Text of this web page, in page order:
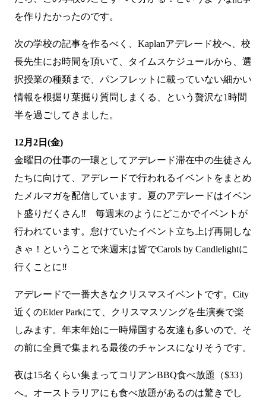
を作りたかったのです。
次の学校の記事を作るべく、 Kaplanアデレード校へ、校
長先生にお時間を頂いて、タイムスケジュールから、選
択授業の種類まで、パンフレットに載っていない細かい
情報を根掘り葉掘り質問しまくる、という贅沢な1時間
半を過ごしてきました。
12月2日(金)
金曜日の仕事の一環としてアデレード滞在中の生徒さん
たちに向けて、アデレードで行われるイベントをまとめ
たメルマガを配信しています。夏のアデレードはイベン
ト盛りだくさん‼ 毎週末のようにどこかでイベントが
行われています。怠けていたイベント立ち上げ再開しな
きゃ！ということで来週末は皆でCarols by Candlelightに
行くことに‼
アデレードで一番大きなクリスマスイベントです。City
近くのElder Parkにて、クリスマスソングを生演奏で楽
しみます。年末年始に一時帰国する友達も多いので、そ
の前に全員で集まれる最後のチャンスになりそうです。
夜は15名くらい集まってコリアンBBQ食べ放題（$33）
へ。オーストラリアにも食べ放題があるのは驚きでし